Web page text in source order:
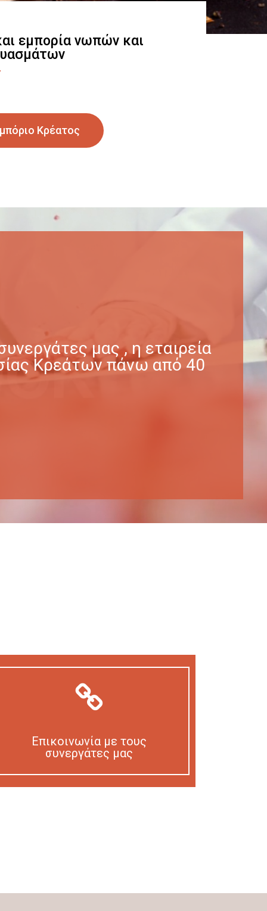
εμπορία νωπών και
Κρέατος
μας , η εταιρεία
Κρεάτων πάνω από 40
Επικοινωνία με τους
συνεργάτες μας